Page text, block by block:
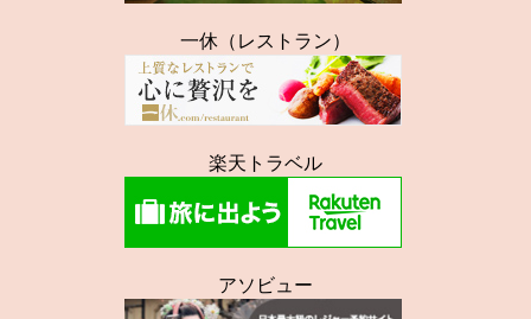
一休（レストラン）
楽天トラベル
アソビュー